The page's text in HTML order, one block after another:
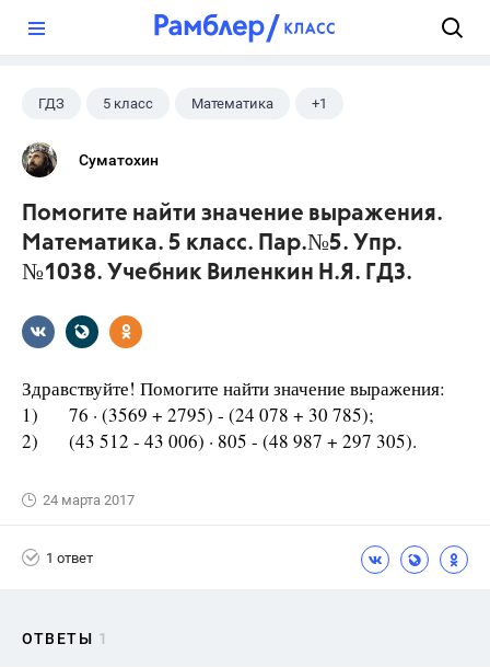
ГДЗ 5 класс Математика +1
Виленкин Н.Я.
Суматохин
Помогите найти значение выражения.
Математика. 5 класс. Пар.№5. Упр.
№1038. Учебник Виленкин Н.Я. ГДЗ.
Здравствуйте! Помогите найти значение выражения:
1) 76 · (3569 + 2795) - (24 078 + 30 785);
2) (43 512 - 43 006) · 805 - (48 987 + 297 305).
24 марта 2017
1 ответ
ОТВЕТЫ 1